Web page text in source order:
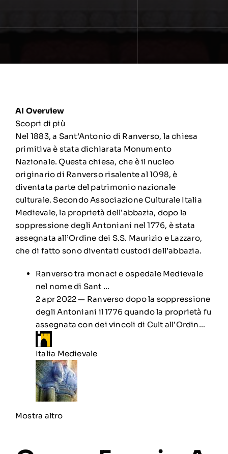
AI Overview
Scopri di più
Nel 1883, a Sant’Antonio di Ranverso, la chiesa
primitiva è stata dichiarata Monumento
Nazionale.Questa chiesa, che è il nucleo
originario di Ranverso risalente al 1098, è
diventata parte del patrimonio nazionale
culturale. Secondo Associazione Culturale Italia
Medievale, la proprietà dell’abbazia, dopo la
soppressione degli Antoniani nel 1776, è stata
assegnata all’Ordine dei S.S. Maurizio e Lazzaro,
che di fatto sono diventati custodi dell’abbazia.
Ranverso tra monaci e ospedale Medievale
nel nome di Sant …
2 apr 2022 — Ranverso dopo la soppressione
degli Antoniani il 1776 quando la proprietà fu
assegnata con dei vincoli di Cult all’Ordin…
Italia Medievale
Mostra altro